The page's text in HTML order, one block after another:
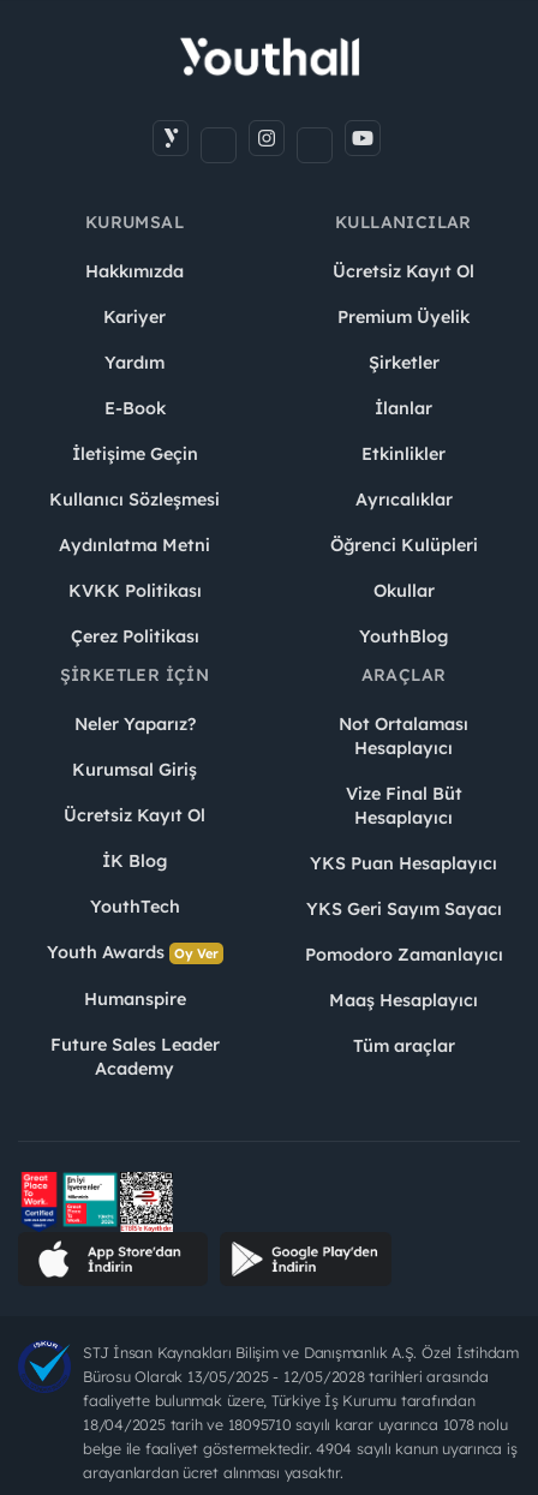
KURUMSAL
Hakkımızda
Kariyer
Yardım
E-Book
İletişime Geçin
Kullanıcı Sözleşmesi
Aydınlatma Metni
KVKK Politikası
Çerez Politikası
KULLANICILAR
Ücretsiz Kayıt Ol
Premium Üyelik
Şirketler
İlanlar
Etkinlikler
Ayrıcalıklar
Öğrenci Kulüpleri
Okullar
YouthBlog
ŞIRKETLER İÇIN
Neler Yaparız?
Kurumsal Giriş
Ücretsiz Kayıt Ol
İK Blog
YouthTech
Youth Awards Oy Ver
Humanspire
Future Sales Leader
Academy
ARAÇLAR
Not Ortalaması
Hesaplayıcı
Vize Final Büt
Hesaplayıcı
YKS Puan Hesaplayıcı
YKS Geri Sayım Sayacı
Pomodoro Zamanlayıcı
Maaş Hesaplayıcı
Tüm araçlar
STJ İnsan Kaynakları Bilişim ve Danışmanlık A.Ş. Özel İstihdam
Bürosu Olarak 13/05/2025 - 12/05/2028 tarihleri arasında
faaliyette bulunmak üzere, Türkiye İş Kurumu tarafından
18/04/2025 tarih ve 18095710 sayılı karar uyarınca 1078 nolu
belge ile faaliyet göstermektedir. 4904 sayılı kanun uyarınca iş
arayanlardan ücret alınması yasaktır.